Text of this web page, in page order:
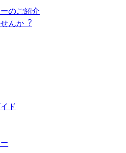
のご紹介
んか︖
ド